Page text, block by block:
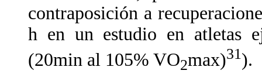
contraposición a
h en un estudio en atletas
(20min al 105% VO2max)31).